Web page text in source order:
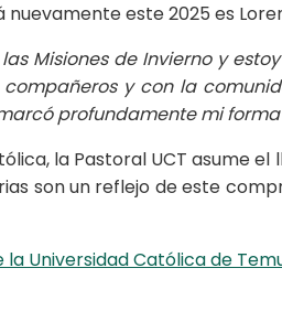
nuevamente este 2025 es
Misiones de Invierno y
y con la
profundamente mi
la Pastoral UCT asume
son un reflejo de este
Universidad Católica de